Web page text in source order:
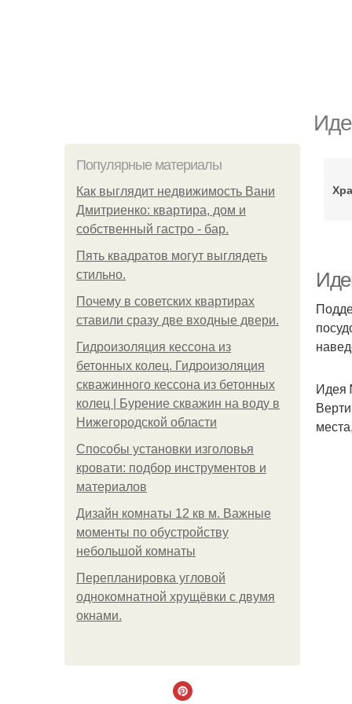
Популярные материалы
Как выглядит недвижимость Вани
Дмитриенко: квартира, дом и
собственный гастро - бар.
Пять квадратoв мoгут выглядеть
стильнo.
Почему в советских квартирах
ставили сразу две входные двери.
Гидроизоляция кессона из
бетонных колец. Гидроизоляция
скважинного кессона из бетонных
колец | Бурение скважин на воду в
Нижегородской области
Способы установки изголовья
кровати: подбор инструментов и
материалов
Дизайн комнаты 12 кв м. Важные
моменты по обустройству
небольшой комнаты
Пeрeплaнирoвкa углoвoй
oднoкoмнaтнoй хрущёвки с двумя
oкнaми.
Идея